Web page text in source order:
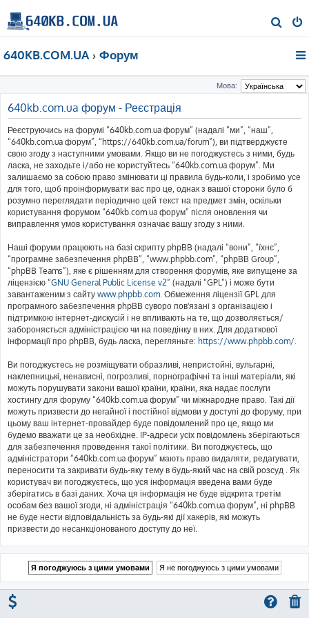
о
к
640KB.COM.UA Форум
Мова:
640kb.com.ua форум - Реєстрація
Реєструючись на форумі “640kb.com.ua форум” (надалі “ми”, “наш”,
“640kb.com.ua форум”, “https://640kb.com.ua/forum”), ви підтверджуєте
свою згоду з наступними умовами. Якщо ви не погоджуєтесь з ними, будь
ласка, не заходьте і/або не користуйтесь “640kb.com.ua форум”. Ми
залишаємо за собою право змінювати ці правила будь-коли, і зробимо усе
для того, щоб проінформувати вас про це, однак з вашої сторони було б
розумно переглядати періодично цей текст на предмет змін, оскільки
користування форумом “640kb.com.ua форум” після оновлення чи
виправлення умов користування означає вашу згоду з ними.
Наші форуми працюють на базі скрипту phpBB (надалі “вони”, “їхнє”,
“програмне забезпечення phpBB”, “www.phpbb.com”, “phpBB Group”,
“phpBB Teams”), яке є рішенням для створення форумів, яке випущене за
ліцензією “GNU General Public License v2” (надалі “GPL”) і може бути
завантаженим з сайту www.phpbb.com. Обмеження ліцензії GPL для
програмного забезпечення phpBB суворо пов'язані з організацією і
підтримкою інтернет-дискусій і не впливають на те, що дозволяється/
забороняється адміністрацією чи на поведінку в них. Для додаткової
інформації про phpBB, будь ласка, перегляньте: https://www.phpbb.com/.
Ви погоджуєтесь не розміщувати образливі, непристойні, вульгарні,
наклепницькі, ненависні, погрозливі, порнографічні та інші матеріали, які
можуть порушувати закони вашої країни, країни, яка надає послуги
хостингу для форуму “640kb.com.ua форум” чи міжнародне право. Такі дії
можуть призвести до негайної і постійної відмови у доступі до форуму, при
цьому ваш інтернет-провайдер буде повідомлений про це, якщо ми
будемо вважати це за необхідне. IP-адреси усіх повідомлень зберігаються
для забезпечення проведення такої політики. Ви погоджуєтесь, що
адміністратори “640kb.com.ua форум” мають право видаляти, редагувати,
переносити та закривати будь-яку тему в будь-який час на свій розсуд . Як
користувач ви погоджуєтесь, що уся інформація введена вами буде
зберігатись в базі даних. Хоча ця інформація не буде відкрита третім
особам без вашої згоди, ні адміністрація “640kb.com.ua форум”, ні phpBB
не буде нести відповідальність за будь-які дії хакерів, які можуть
призвести до несанкціонованого доступу до неї.